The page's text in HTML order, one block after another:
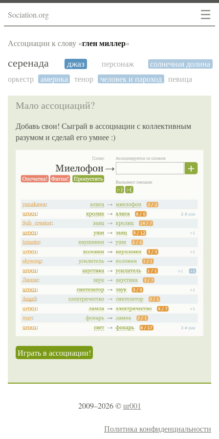
☰
Sociation.org
Ассоциации к слову «глен миллер»
серенада джаз персонаж
солнечная долина
оркестр
америка тенор человек и пароход певица
Мало ассоциаций?
Добавь свои! Сыграй в ассоциации с коллективным
разумом и сделай его умнее :)
Играть в ассоциации!
2009–2026 ©ur001
Политика конфиденциальности